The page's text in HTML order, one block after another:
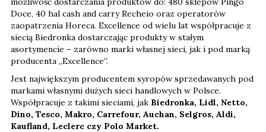
Doce, 40 hal cash and carry Recheio oraz operatorów
zaopatrzenia Horeca. Excellence od wielu lat współpracuje z
siecią Biedronka dostarczając produkty w stałym
asortymencie – zarówno marki własnej sieci, jak i pod marką
producenta „Excellence”.
Jest największym producentem syropów sprzedawanych pod
markami własnymi dużych sieci handlowych w Polsce.
Współpracuje z takimi sieciami, jak Biedronka, Lidl, Netto,
Dino, Tesco, Makro, Carrefour, Auchan, Selgros, Aldi,
Kaufland, Leclerc czy Polo Market.